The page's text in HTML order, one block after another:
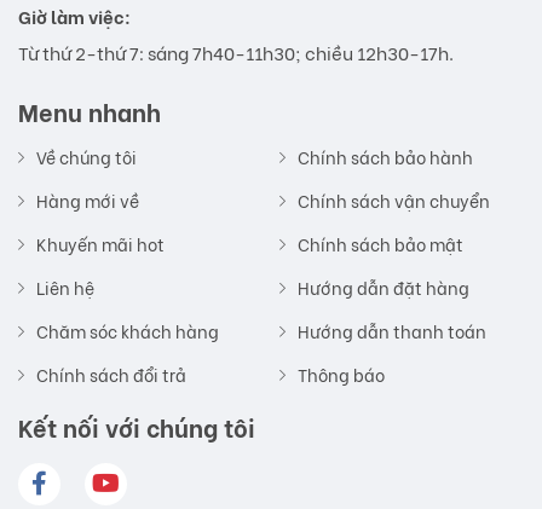
Giờ làm việc:
Từ thứ 2-thứ 7: sáng 7h40-11h30; chiều 12h30-17h.
Menu nhanh
Về chúng tôi
Hàng mới về
Khuyến mãi hot
Liên hệ
Chăm sóc khách hàng
Chính sách đổi trả
Chính sách bảo hành
Chính sách vận chuyển
Chính sách bảo mật
Hướng dẫn đặt hàng
Hướng dẫn thanh toán
Thông báo
Kết nối với chúng tôi